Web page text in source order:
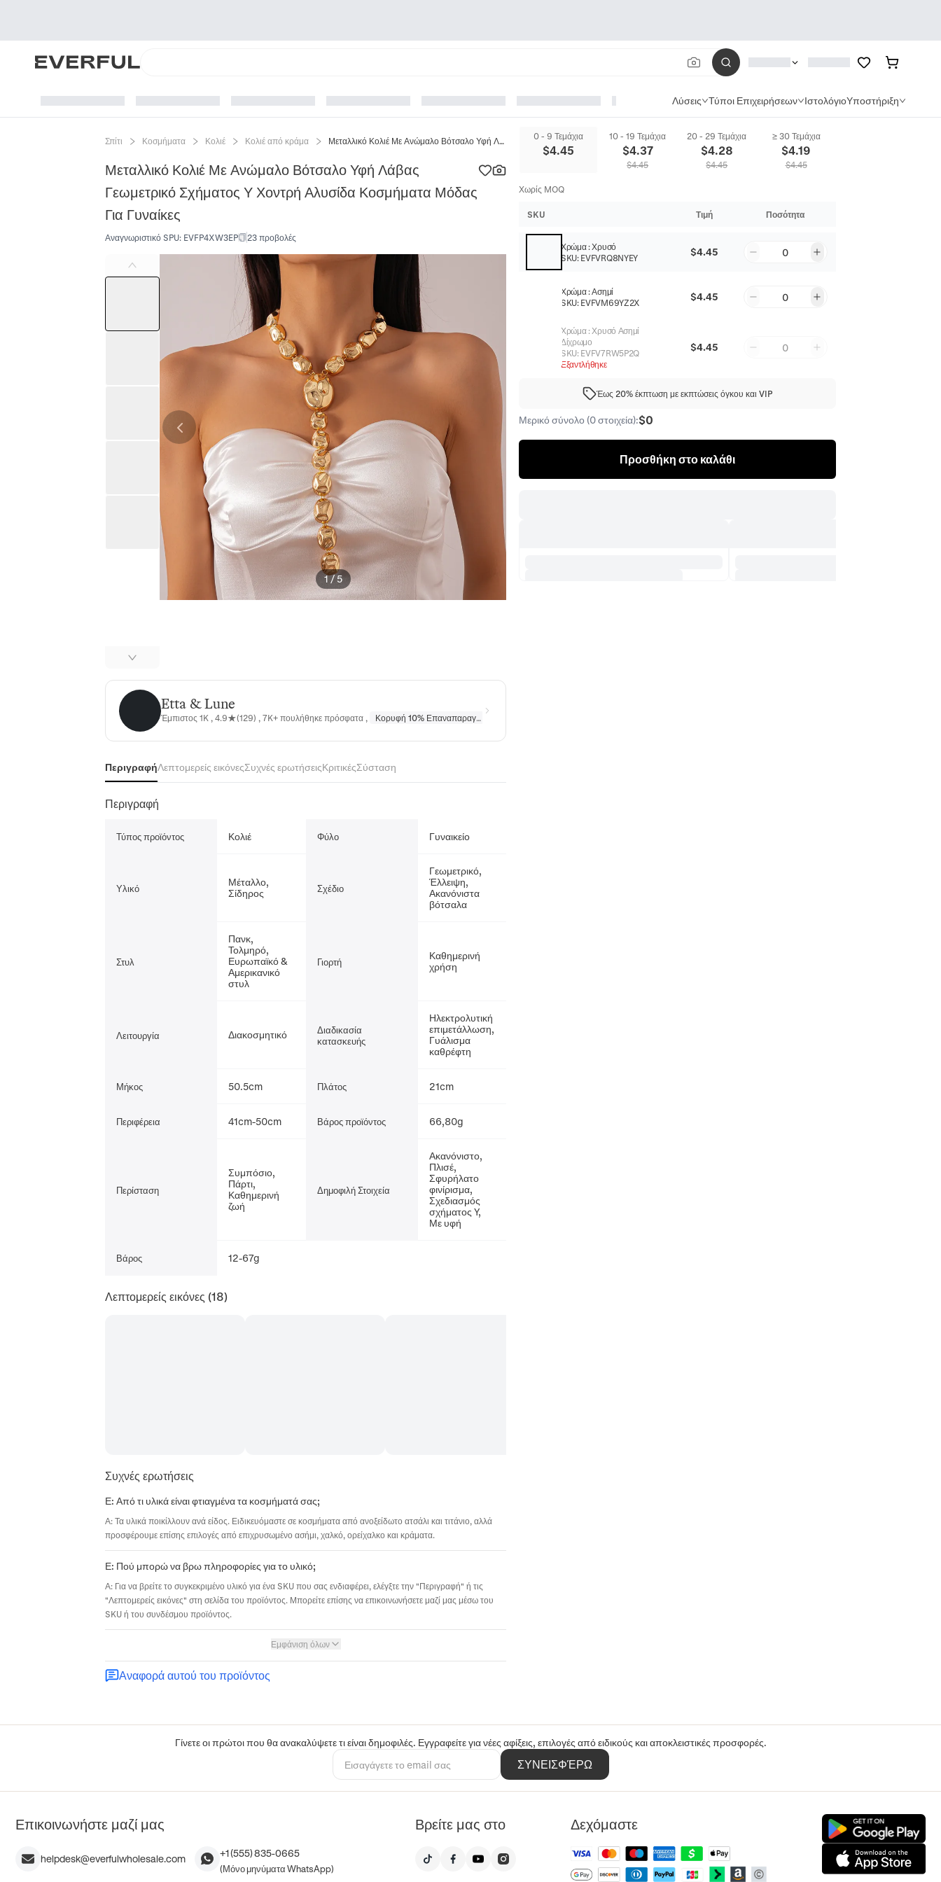
Λύσεις Τύποι Επιχειρήσεων ΙστολόγιοΥποστήριξη
Σπίτι Κοσμήματα Κολιέ Κολιέ από κράμα Μεταλλικό Κολιέ Με Ανώμαλο Βότσαλο Υφή Λάβας Γεωμετρικό Σχήματος Υ Χοντρή Αλυσίδα Κοσμήματα Μόδας Για Γυναίκες
Μεταλλικό Κολιέ Με Ανώμαλο Βότσαλο Υφή Λάβας
Γεωμετρικό Σχήματος Υ Χοντρή Αλυσίδα Κοσμήματα Μόδας
Για Γυναίκες
Αναγνωριστικό SPU: EVFP4XW3EP 23 προβολές
1/ 5
Etta & LuneEtta & Lune
Έμπιστος 1K , 4.9★(129) , 7K+ πουλήθηκε πρόσφατα , Κορυφή 10% Επαναπαραγγέλθηκε
ΠεριγραφήΛεπτομερείς εικόνεςΣυχνές ερωτήσειςΚριτικέςΣύσταση
Περιγραφή
Τύπος προϊόντος Κολιέ Φύλο Γυναικείο
Υλικό
Μέταλλο,
Σίδηρος
Σχέδιο
Γεωμετρικό,
Έλλειψη,
Ακανόνιστα
βότσαλα
Στυλ
Πανκ,
Τολμηρό,
Ευρωπαϊκό &
Αμερικανικό
στυλ
Γιορτή
Καθημερινή
χρήση
Λειτουργία Διακοσμητικό
Διαδικασία
κατασκευής
Ηλεκτρολυτική
επιμετάλλωση,
Γυάλισμα
καθρέφτη
Μήκος 50.5cm Πλάτος 21cm
Περιφέρεια 41cm-50cm Βάρος προϊόντος 66,80g
Περίσταση
Συμπόσιο,
Πάρτι,
Καθημερινή
ζωή
Δημοφιλή Στοιχεία
Ακανόνιστο,
Πλισέ,
Σφυρήλατο
φινίρισμα,
Σχεδιασμός
σχήματος Y,
Με υφή
Βάρος 12-67g
Λεπτομερείς εικόνες (18)
Συχνές ερωτήσεις
Ε: Από τι υλικά είναι φτιαγμένα τα κοσμήματά σας;
Α: Τα υλικά ποικίλλουν ανά είδος. Ειδικευόμαστε σε κοσμήματα από ανοξείδωτο ατσάλι και τιτάνιο, αλλά
προσφέρουμε επίσης επιλογές από επιχρυσωμένο ασήμι, χαλκό, ορείχαλκο και κράματα.
Ε: Πού μπορώ να βρω πληροφορίες για το υλικό;
Α: Για να βρείτε το συγκεκριμένο υλικό για ένα SKU που σας ενδιαφέρει, ελέγξτε την "Περιγραφή" ή τις
"Λεπτομερείς εικόνες" στη σελίδα του προϊόντος. Μπορείτε επίσης να επικοινωνήσετε μαζί μας μέσω του
SKU ή του συνδέσμου προϊόντος.
Εμφάνιση όλων
Αναφορά αυτού του προϊόντος
0 - 9 Τεμάχια
$4.45
10 - 19 Τεμάχια
$4.37
$4.45
20 - 29 Τεμάχια
$4.28
$4.45
≥ 30 Τεμάχια
$4.19
$4.45
Χωρίς MOQ
SKU Τιμή Ποσότητα
Χρώμα:Χρυσό
SKU: EVFVRQ8NYEY $4.45 0
Χρώμα:Ασημί
SKU: EVFVM69YZ2X $4.45 0
Χρώμα: Χρυσό Ασημί
Δίχρωμο
SKU: EVFV7RW5P2Q
Εξαντλήθηκε
$4.45 0
Έως 20% έκπτωση με εκπτώσεις όγκου και VIP
Μερικό σύνολο (0 στοιχεία):$0
Προσθήκη στο καλάθι
Γίνετε οι πρώτοι που θα ανακαλύψετε τι είναι δημοφιλές. Εγγραφείτε για νέες αφίξεις, επιλογές από ειδικούς και αποκλειστικές προσφορές.
ΣΥΝΕΙΣΦΈΡΩ
Επικοινωνήστε μαζί μας
helpdesk@everfulwholesale.com +1 (555) 835-0665
(Μόνο μηνύματα WhatsApp)
Βρείτε μας στο Δεχόμαστε